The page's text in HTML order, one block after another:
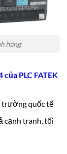
hãng
của PLC FATEK
trường quốc tế
cạnh tranh, tối